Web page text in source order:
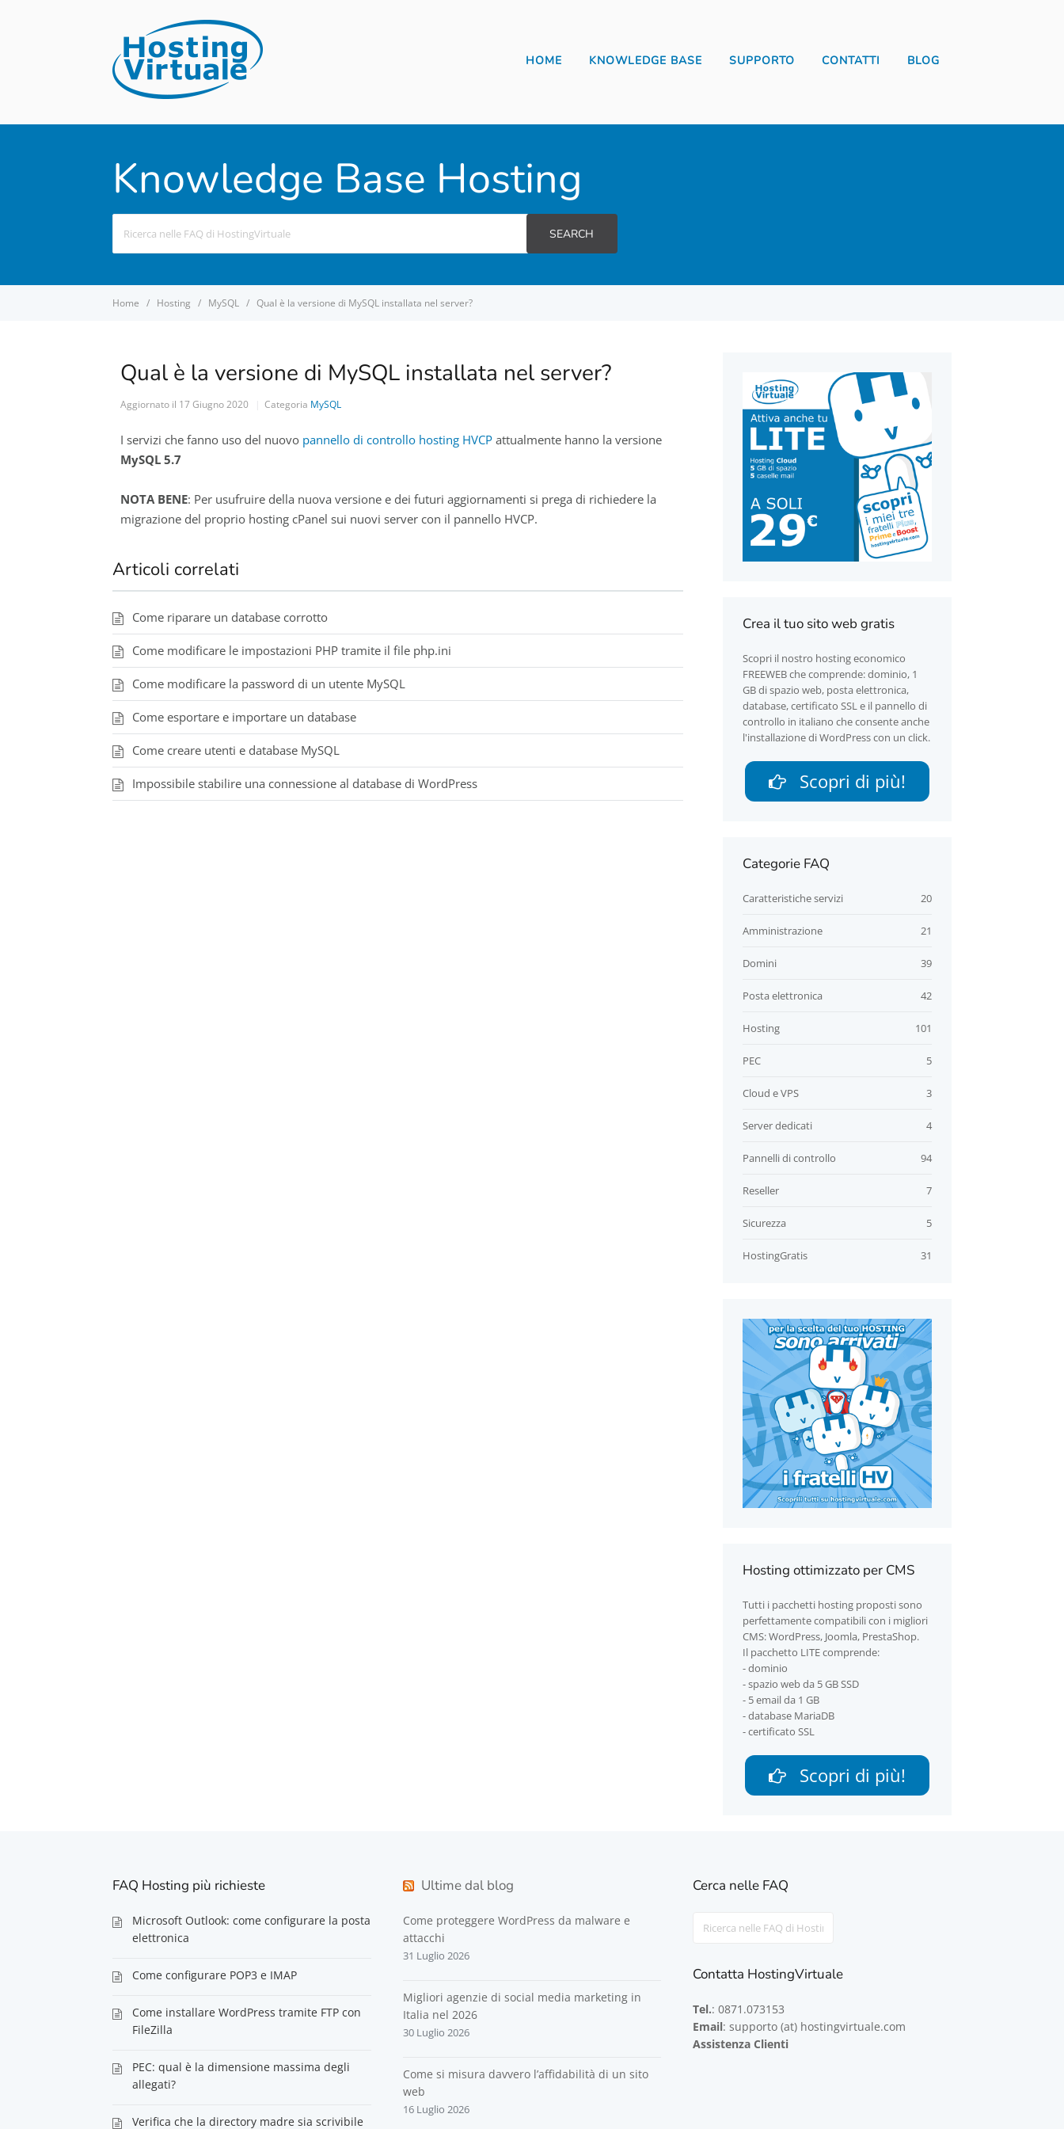
HOME KNOWLEDGE BASE SUPPORTO CONTATTI BLOG
Knowledge Base Hosting
For
SEARCH
Home Hosting MySQL Qual è la versione di MySQL installata nel server?
Qual è la versione di MySQL installata nel server?
Aggiornato il 17 Giugno 2020 Categoria MySQL
I servizi che fanno uso del nuovo pannello di controllo hosting HVCP attualmente hanno la versione
MySQL 5.7
NOTA BENE: Per usufruire della nuova versione e dei futuri aggiornamenti si prega di richiedere la
migrazione del proprio hosting cPanel sui nuovi server con il pannello HVCP.
Articoli correlati
Come riparare un database corrotto
Come modificare le impostazioni PHP tramite il file php.ini
Come modificare la password di un utente MySQL
Come esportare e importare un database
Come creare utenti e database MySQL
Impossibile stabilire una connessione al database di WordPress
Crea il tuo sito web gratis
Scopri il nostro hosting economico
FREEWEB che comprende: dominio, 1
GB di spazio web, posta elettronica,
database, certificato SSL e il pannello di
controllo in italiano che consente anche
l'installazione di WordPress con un click.
Scopri di più!
Categorie FAQ
20
Caratteristiche servizi
21
Amministrazione
39
Domini
42
Posta elettronica
101
Hosting
5
PEC
3
Cloud e VPS
4
Server dedicati
94
Pannelli di controllo
7
Reseller
5
Sicurezza
31
HostingGratis
Hosting ottimizzato per CMS
Tutti i pacchetti hosting proposti sono
perfettamente compatibili con i migliori
CMS: WordPress, Joomla, PrestaShop.
Il pacchetto LITE comprende:
- dominio
- spazio web da 5 GB SSD
- 5 email da 1 GB
- database MariaDB
- certificato SSL
Scopri di più!
FAQ Hosting più richieste
Microsoft Outlook: come configurare la posta
elettronica
Come configurare POP3 e IMAP
Come installare WordPress tramite FTP con
FileZilla
PEC: qual è la dimensione massima degli
allegati?
Verifica che la directory madre sia scrivibile
Ultime dal blog
Come proteggere WordPress da malware e
attacchi
31 Luglio 2026
Migliori agenzie di social media marketing in
Italia nel 2026
30 Luglio 2026
Come si misura davvero l’affidabilità di un sito
web
16 Luglio 2026
Cerca nelle FAQ
Contatta HostingVirtuale
Tel.: 0871.073153
Email: supporto (at) hostingvirtuale.com
Assistenza Clienti